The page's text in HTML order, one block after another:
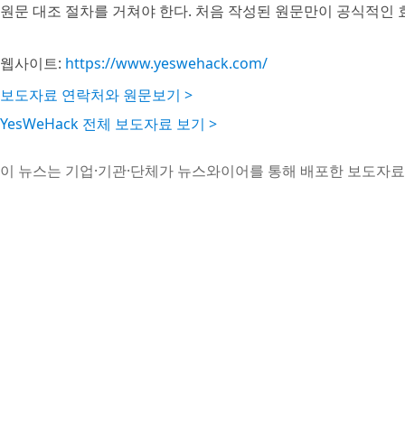
원문 대조 절차를 거쳐야 한다. 처음 작성된 원문만이 공식적
웹사이트: https://www.yeswehack.com/
보도자료 연락처와 원문보기 >
YesWeHack 전체 보도자료 보기 >
이 뉴스는 기업·기관·단체가 뉴스와이어를 통해 배포한 보도자